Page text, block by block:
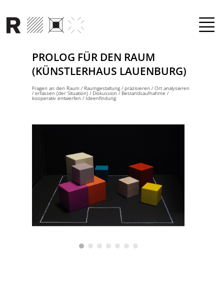
PROLOG FÜR DEN RAUM
(KÜNSTLERHAUS LAUENBURG)
Fragen an den Raum / Raumgestaltung /präzisieren /Ort analysieren
/erfassen (der Situation) / Diskussion/ Bestandsaufnahme /
kooperativ entwerfen / Ideenfindung